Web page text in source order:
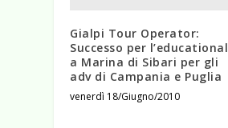
Gialpi Tour Operator:
Successo per l’educational
a Marina di Sibari per gli
adv di Campania e Puglia
venerdì 18/Giugno/2010